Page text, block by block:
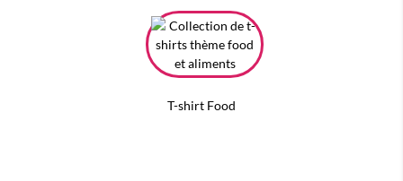
T-shirt Food